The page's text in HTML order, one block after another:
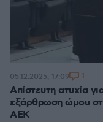
Απίστευτη ατυχία
εξάρθρωση ώμου
ΑΕΚ
05.12.2025, 17:09 1